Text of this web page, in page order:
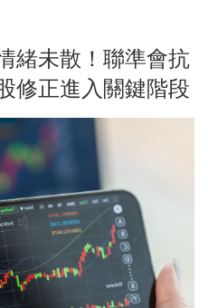
緒未散！聯準會抗
修正進入關鍵階段